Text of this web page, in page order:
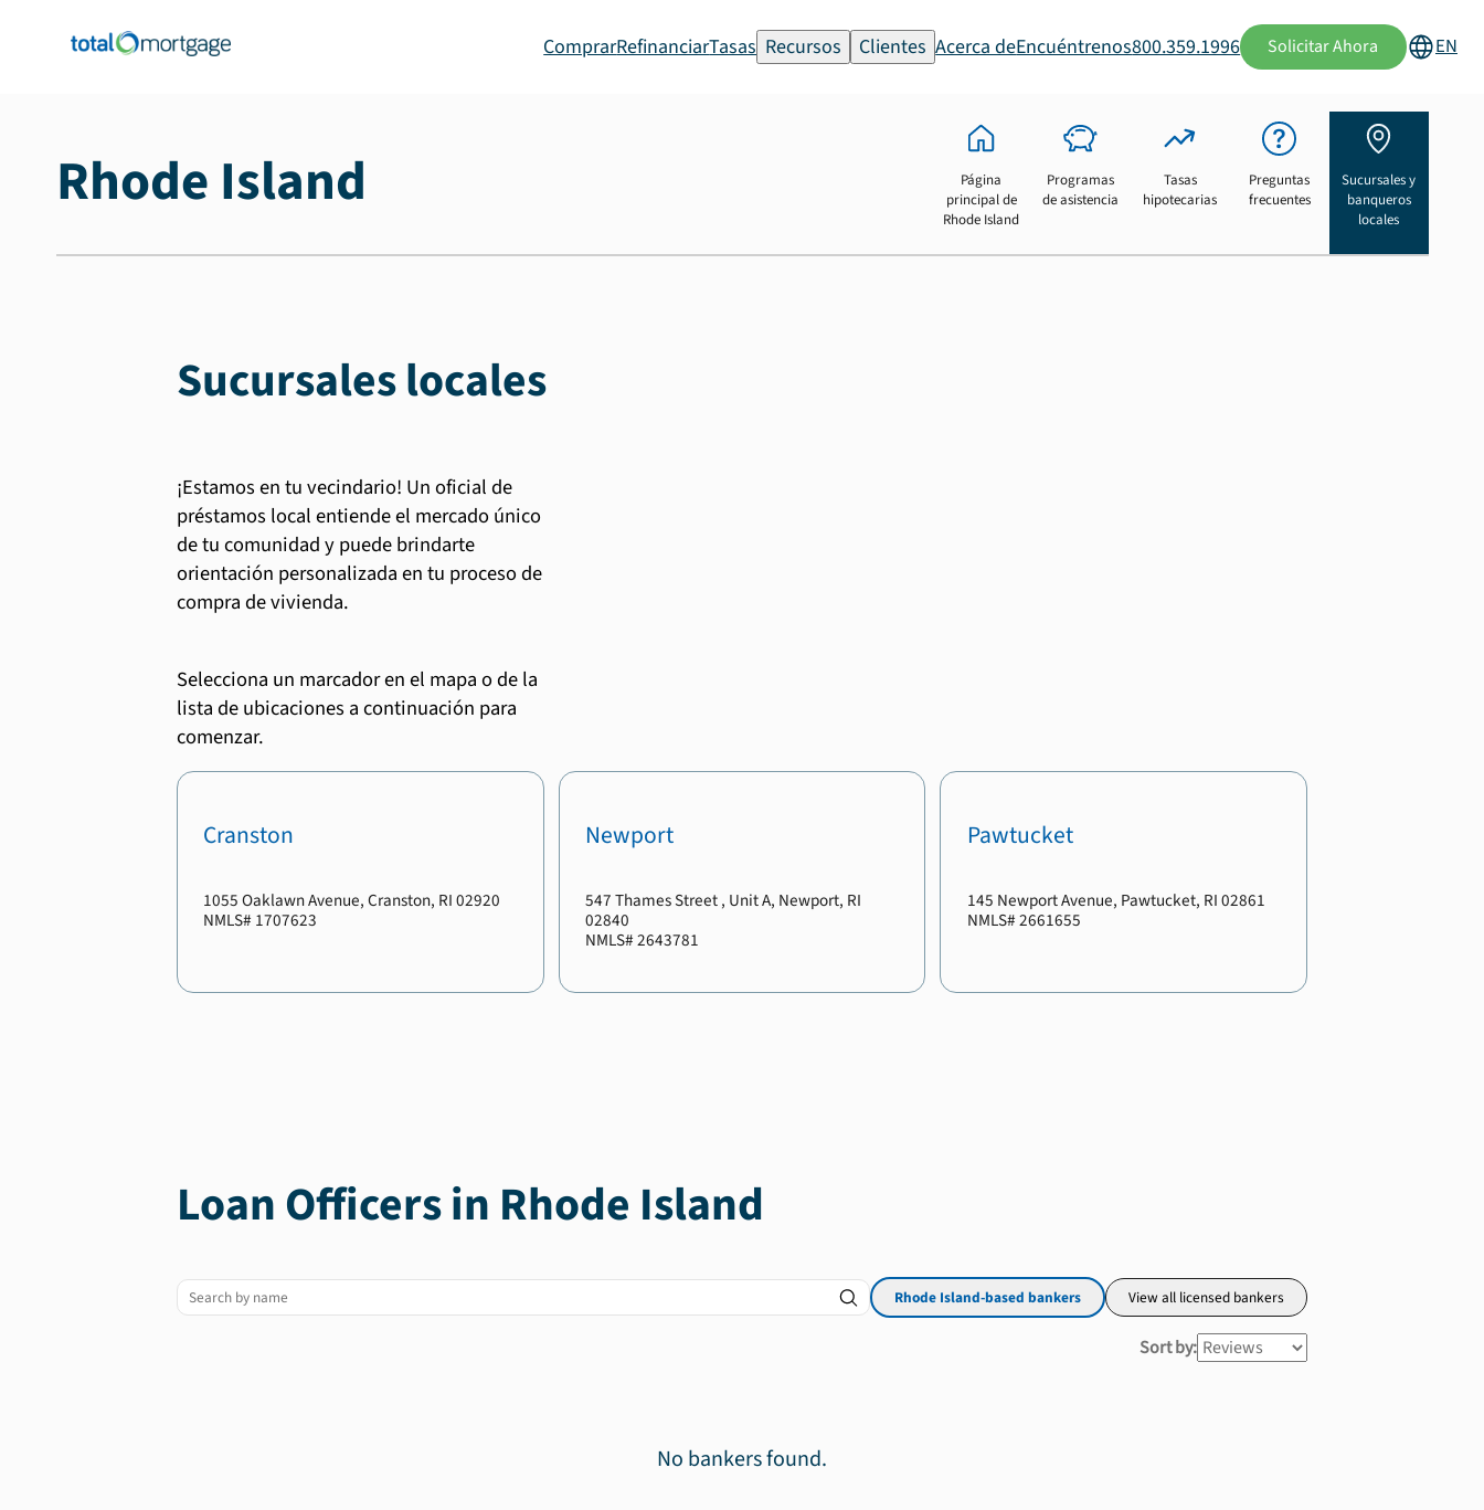
ComprarRefinanciarTasas Recursos Clientes Acerca deEncuéntrenos800.359.1996 Solicitar Ahora EN
Rhode Island
Página
principal de
Rhode Island
Programas
de asistencia
Tasas
hipotecarias
Preguntas
frecuentes
Sucursales y
banqueros
locales
Sucursales locales
¡Estamos en tu vecindario! Un oficial de
préstamos local entiende el mercado único
de tu comunidad y puede brindarte
orientación personalizada en tu proceso de
compra de vivienda.
Selecciona un marcador en el mapa o de la
lista de ubicaciones a continuación para
comenzar.
Cranston
1055 Oaklawn Avenue,Cranston, RI02920
NMLS# 1707623
Newport
547 Thames Street, Unit A, Newport, RI
02840
NMLS#2643781
Pawtucket
145 Newport Avenue, Pawtucket, RI02861
NMLS#2661655
Loan Officers in Rhode Island
Rhode Island-based bankers View all licensed bankers
Sort by:
No bankers found.